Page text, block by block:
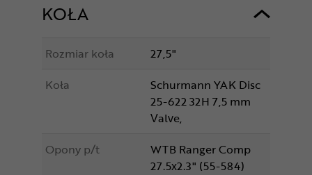
KOŁA
Rozmiar koła
27,5"
Koła
Schurmann YAK Disc
25-622 32H 7,5 mm
Valve,
Opony p/t
WTB Ranger Comp
27.5x2.3" (55-584)